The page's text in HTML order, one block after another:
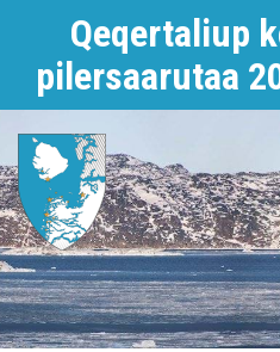
Qeqertaliup
pilersaarutaa